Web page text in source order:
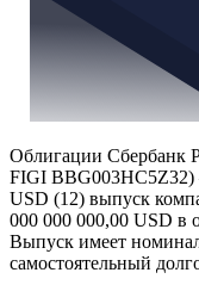
Облигации Сбербанк
FIGI BBG003HC5Z32)
USD (12) выпуск